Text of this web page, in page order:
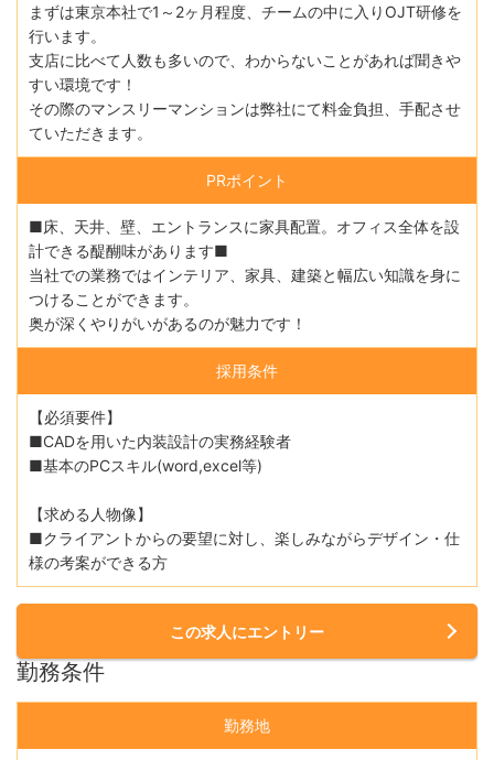
まずは東京本社で1～2ヶ月程度、チームの中に入りOJT研修を
行います。
支店に比べて人数も多いので、わからないことがあれば聞きや
すい環境です！
その際のマンスリーマンションは弊社にて料金負担、手配させ
ていただきます。
PRポイント
■床、天井、壁、エントランスに家具配置。オフィス全体を設
計できる醍醐味があります■
当社での業務ではインテリア、家具、建築と幅広い知識を身に
つけることができます。
奥が深くやりがいがあるのが魅力です！
採用条件
【必須要件】
■CADを用いた内装設計の実務経験者
■基本のPCスキル(word,excel等)
【求める人物像】
■クライアントからの要望に対し、楽しみながらデザイン・仕
様の考案ができる方
この求人にエントリー
勤務条件
勤務地